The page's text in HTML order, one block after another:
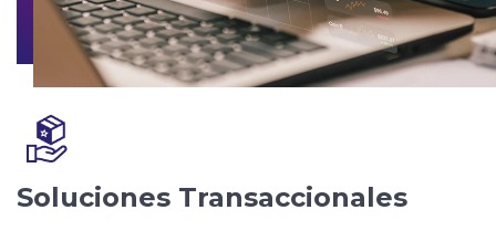
Soluciones Transaccionales